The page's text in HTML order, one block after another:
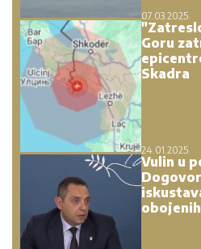
07.03.2025.
Goru
Skadra
24.01.2025.
Vulin u